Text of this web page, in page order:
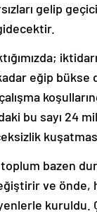
gelip
eğip
bu sayı 24
bazen
ve
kuruldu.